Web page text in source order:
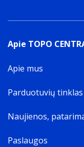
Apie TOPO
Apie mus
Parduotuvių tinklas
Naujienos,
Paslaugos